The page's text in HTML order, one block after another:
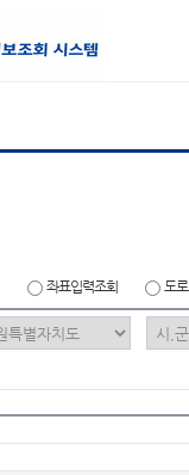
좌표입력조회 도